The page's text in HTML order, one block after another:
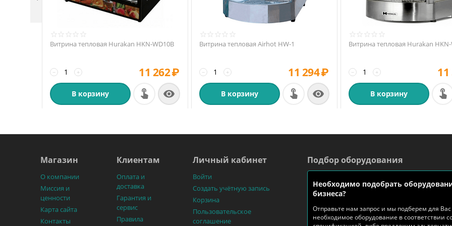
Витрина тепловая Hurakan HKN-WD10B
+
− 11 262₽
В корзину 
Витрина тепловая Airhot HW-1
+
− 11 294₽
В корзину 
Витрина тепловая Hurakan HKN-
+
− 11
В корзину
Магазин
О компании
Миссия и
ценности
Карта сайта
Контакты
Клиентам
Оплата и
доставка
Гарантия и
сервис
Правила
Личный кабинет
Войти
Создать учётную запись
Корзина
Пользовательское
соглашение
Подбор оборудования
Необходимо подобрать
бизнеса?
Отправьте нам запрос и мы подберем для Вас
необходимое оборудование в соответствии